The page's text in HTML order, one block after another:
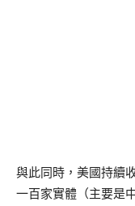
與此同時，美國持續
一百家實體（主要是